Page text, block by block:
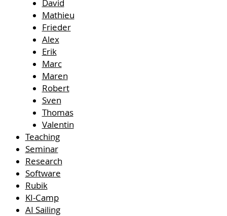
David
Mathieu
Frieder
Alex
Erik
Marc
Maren
Robert
Sven
Thomas
Valentin
Teaching
Seminar
Research
Software
Rubik
KI-Camp
AI Sailing